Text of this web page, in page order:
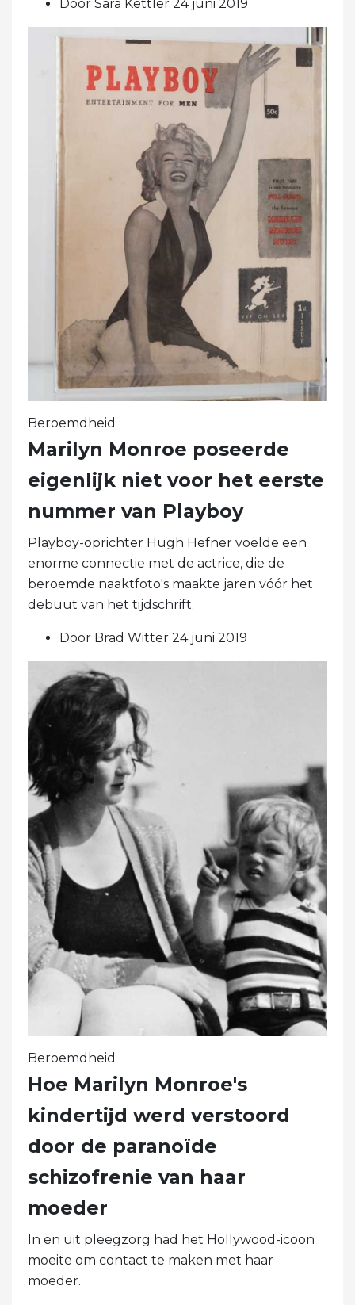
Door Sara Kettler 24 juni 2019
Beroemdheid
Marilyn Monroe poseerde
eigenlijk niet voor het eerste
nummer van Playboy
Playboy-oprichter Hugh Hefner voelde een
enorme connectie met de actrice, die de
beroemde naaktfoto's maakte jaren vóór het
debuut van het tijdschrift.
Door Brad Witter 24 juni 2019
Beroemdheid
Hoe Marilyn Monroe's
kindertijd werd verstoord
door de paranoïde
schizofrenie van haar
moeder
In en uit pleegzorg had het Hollywood-icoon
moeite om contact te maken met haar
moeder.